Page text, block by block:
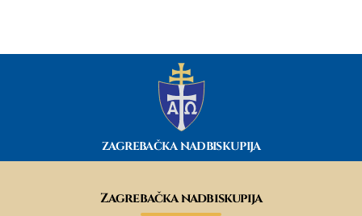
ZAGREBAČKA NADBISKUPIJA
Zagrebačka nadbiskupija